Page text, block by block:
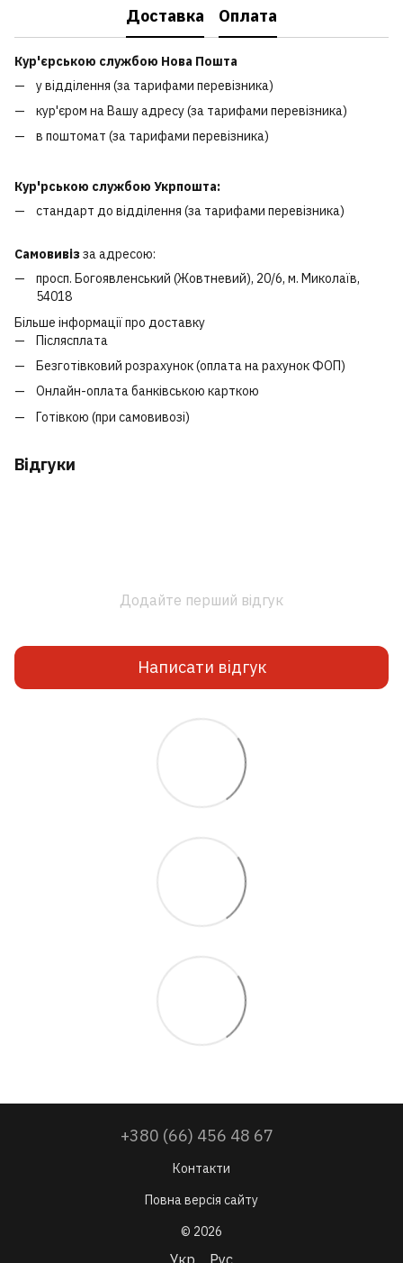
Доставка Оплата
Кур'єрською службою Нова Пошта
у відділення (за тарифами перевізника)
кур'єром на Вашу адресу (за тарифами перевізника)
в поштомат (за тарифами перевізника)
Кур'рською службою Укрпошта:
стандарт до відділення (за тарифами перевізника)
Самовивізза адресою:
просп. Богоявленський (Жовтневий), 20/6, м. Миколаїв,
54018
Більше інформації про доставку
Післясплата
Безготівковий розрахунок (оплата на рахунок ФОП)
Онлайн-оплата банківською карткою
Готівкою (при самовивозі)
Відгуки
Додайте перший відгук
Написати відгук
+380 (66) 456 48 67
Контакти
Повна версія сайту
© 2026
Укр Рус